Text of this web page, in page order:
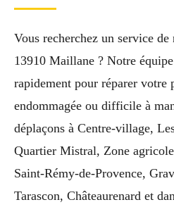
Vous recherchez un service
13910 Maillane ? Notre
rapidement pour réparer votre
endommagée ou difficile à
déplaçons à Centre-village,
Quartier Mistral, Zone
Saint-Rémy-de-Provence,
Tarascon, Châteaurenard et